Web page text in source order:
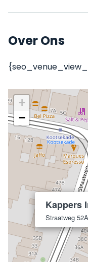
Over Ons
Kappers
Straatweg 52A
+
−